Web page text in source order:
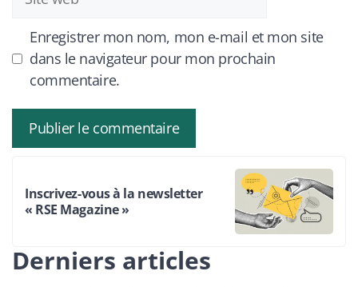
web
Enregistrer mon nom, mon e-mail et mon site
dans le navigateur pour mon prochain
commentaire.
Inscrivez-vous à la newsletter
« RSE Magazine »
Derniers articles